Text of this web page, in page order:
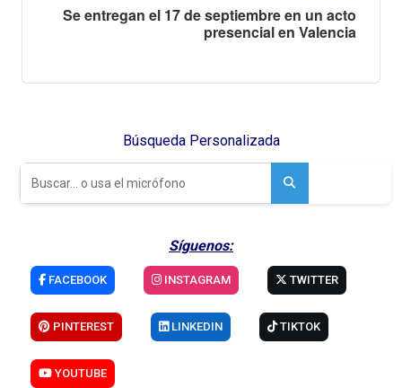
Se entregan el 17 de septiembre en un acto
presencial en Valencia
Búsqueda Personalizada
Síguenos:
FACEBOOK INSTAGRAM TWITTER
PINTEREST LINKEDIN TIKTOK
YOUTUBE